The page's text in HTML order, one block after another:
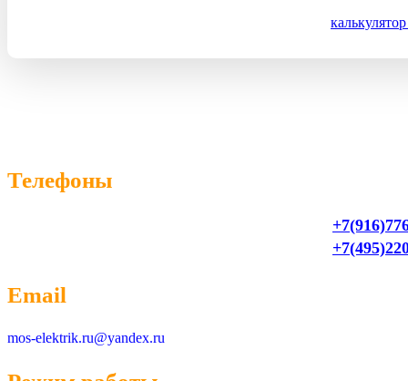
Телефоны
Email
mos-elektrik.ru@yandex.ru